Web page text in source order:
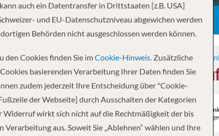
REISEINFORMATIONEN
02.10.2026
- Koblenz - Koblenz
auch ein Datentransfer in Drittstaaten [z.B. USA]
und EU-Datenschutzniveau abgewichen werden
Behörden nicht ausgeschlossen werden können.
Cookies finden Sie imCookie-Hinweis. Zusätzliche
basierenden Verarbeitung Ihrer Daten finden Sie
zudem jederzeit Ihre Entscheidung über "Cookie-
der Webseite] durch Ausschalten der Kategorien
Widerruf wirkt sich nicht auf die Rechtmäßigkeit der bis
aus. Soweit Sie „Ablehnen“ wählen und Ihre